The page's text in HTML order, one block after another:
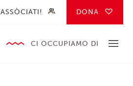
ASSÒCIATI! DONA
CI OCCUPIAMO DI